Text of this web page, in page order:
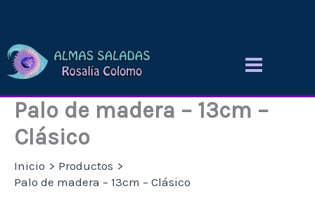
contenido
Palo de madera – 13cm –
Clásico
Inicio
Productos
Palo de madera – 13cm – Clásico